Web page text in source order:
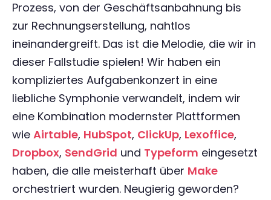
Prozess, von der Geschäftsanbahnung bis
zur Rechnungserstellung, nahtlos
ineinandergreift. Das ist die Melodie, die wir in
dieser Fallstudie spielen! Wir haben ein
kompliziertes Aufgabenkonzert in eine
liebliche Symphonie verwandelt, indem wir
eine Kombination modernster Plattformen
wie Airtable, HubSpot, ClickUp, Lexoffice,
Dropbox, SendGrid und Typeform eingesetzt
haben, die alle meisterhaft über Make
orchestriert wurden. Neugierig geworden?